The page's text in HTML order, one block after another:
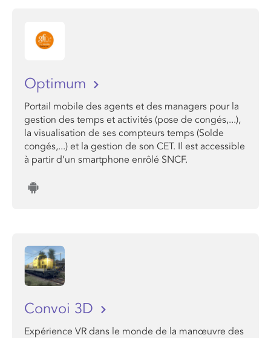
Optimum
Portail mobile des agents et des managers pour la
gestion des temps et activités (pose de congés,...),
la visualisation de ses compteurs temps (Solde
congés,...) et la gestion de son CET. Il est accessible
à partir d’un smartphone enrôlé SNCF.
Convoi 3D
Expérience VR dans le monde de la manœuvre des